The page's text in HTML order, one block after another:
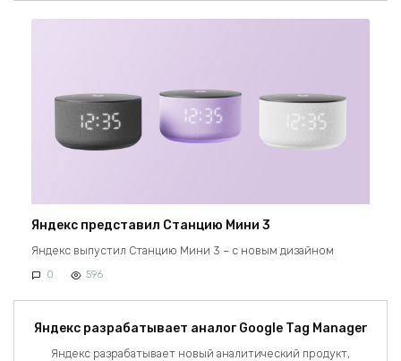
Яндекс представил Станцию Мини 3
Яндекс выпустил Станцию Мини 3 – с новым дизайном
0 596
Яндекс разрабатывает аналог Google Tag Manager
Яндекс разрабатывает новый аналитический продукт,